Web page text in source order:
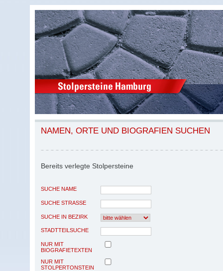
NAMEN, ORTE UND BIOGRAFIEN SUCHEN
Bereits verlegte Stolpersteine
SUCHE NAME
SUCHE STRASSE
SUCHE IN BEZIRK
STADTTEILSUCHE
NUR MIT
BIOGRAFIETEXTEN
NUR MIT
STOLPERTONSTEIN